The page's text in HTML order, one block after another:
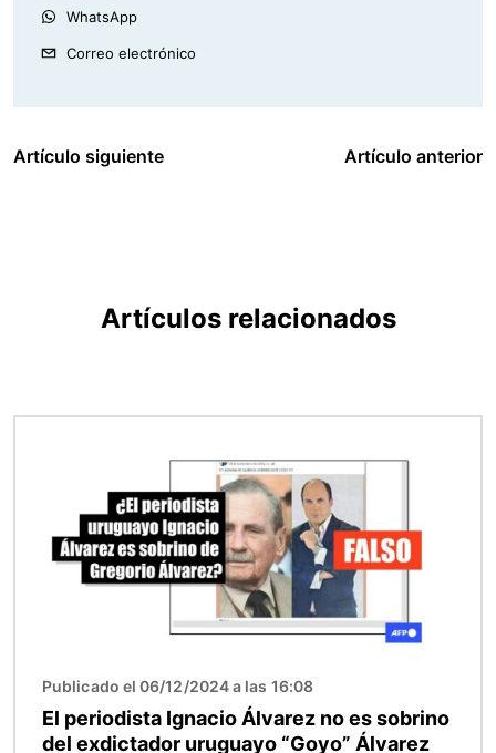
WhatsApp
Correo electrónico
Artículo siguiente Artículo anterior
Artículos relacionados
Publicado el 06/12/2024 a las 16:08
El periodista Ignacio Álvarez no es sobrino
del exdictador uruguayo “Goyo” Álvarez